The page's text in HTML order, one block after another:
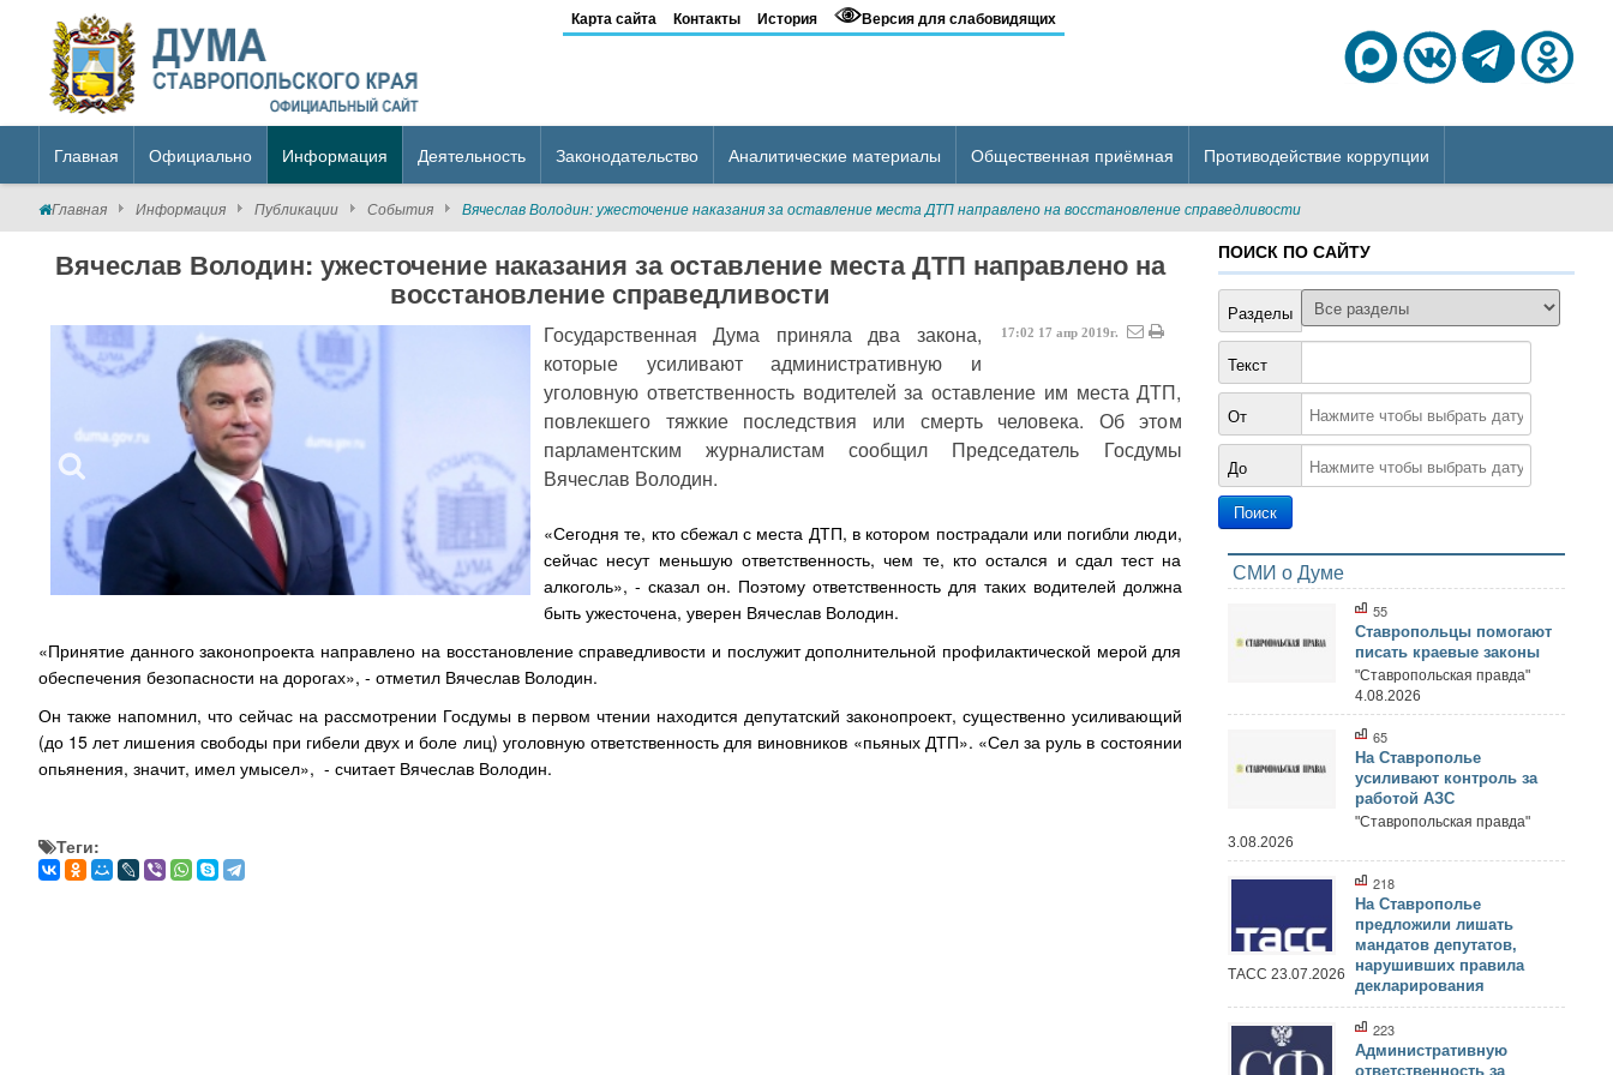
Карта сайта Контакты История Версия для слабовидящих
Главная Официально Информация Деятельность Законодательство Аналитические материалы Общественная приёмная Противодействие коррупции
Главная Информация Публикации События Вячеслав Володин: ужесточение наказания за оставление места ДТП направлено на восстановление справедливости
Вячеслав Володин: ужесточение наказания за оставление места ДТП направлено на
восстановление справедливости
17:02 17 апр 2019г.
Государственная Дума приняла два закона,
которые усиливают административную и
уголовную ответственность водителей за оставление им места ДТП,
повлекшего тяжкие последствия или смерть человека. Об этом
парламентским журналистам сообщил Председатель Госдумы
Вячеслав Володин.
«Сегодня те, кто сбежал с места ДТП, в котором пострадали или погибли люди,
сейчас несут меньшую ответственность, чем те, кто остался и сдал тест на
алкоголь», - сказал он. Поэтому ответственность для таких водителей должна
быть ужесточена, уверен Вячеслав Володин.
«Принятие данного законопроекта направлено на восстановление справедливости и послужит дополнительной профилактической мерой для
обеспечения безопасности на дорогах», - отметил Вячеслав Володин.
Он также напомнил, что сейчас на рассмотрении Госдумы в первом чтении находится депутатский законопроект, существенно усиливающий
(до 15 лет лишения свободы при гибели двух и боле лиц) уголовную ответственность для виновников «пьяных ДТП». «Сел за руль в состоянии
опьянения, значит, имел умысел», - считает Вячеслав Володин.
Теги:
ПОИСК ПО САЙТУ
Разделы
Текст
От
До
СМИ о Думе
55
Ставропольцы помогают
писать краевые законы
"Ставропольская правда"
4.08.2026
65
На Ставрополье
усиливают контроль за
работой АЗС
"Ставропольская правда"
3.08.2026
218
На Ставрополье
предложили лишать
мандатов депутатов,
нарушивших правила
декларирования
ТАСС 23.07.2026
223
Административную
ответственность за